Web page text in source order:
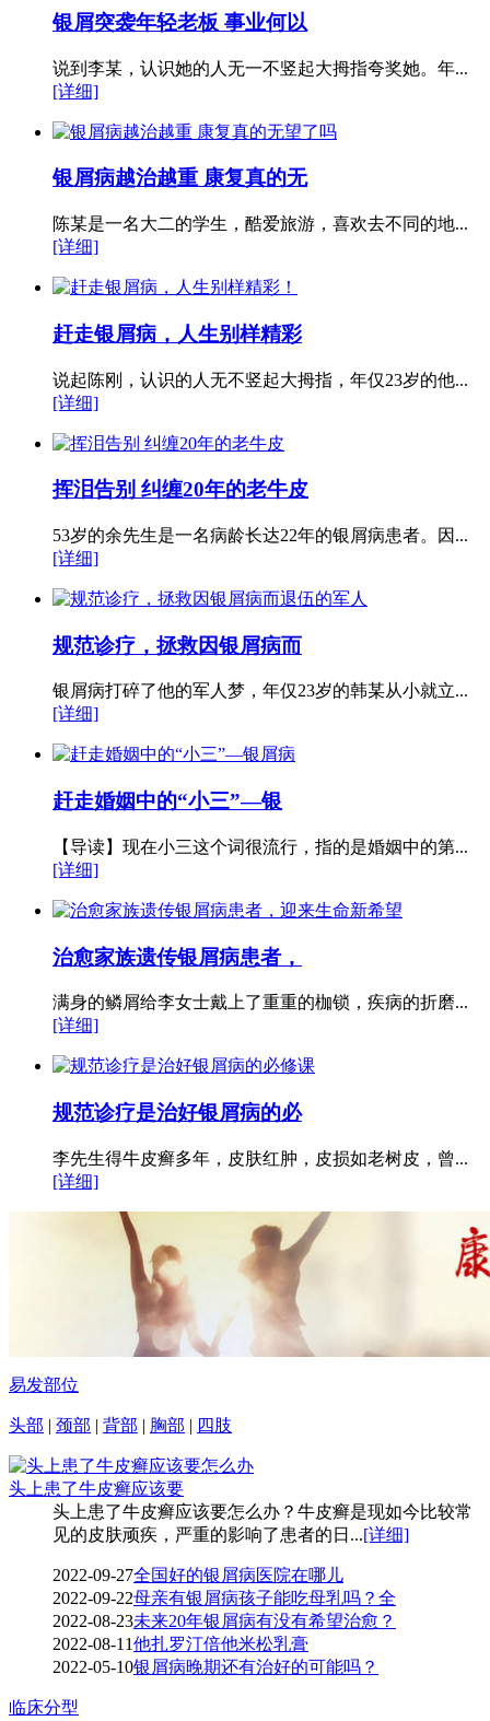
银屑突袭年轻老板 事业何以
说到李某，认识她的人无一不竖起大拇指夸奖她。年...
[详细]
银屑病越治越重 康复真的无
陈某是一名大二的学生，酷爱旅游，喜欢去不同的地...
[详细]
赶走银屑病，人生别样精彩
说起陈刚，认识的人无不竖起大拇指，年仅23岁的他...
[详细]
挥泪告别 纠缠20年的老牛皮
53岁的余先生是一名病龄长达22年的银屑病患者。因...
[详细]
规范诊疗，拯救因银屑病而
银屑病打碎了他的军人梦，年仅23岁的韩某从小就立...
[详细]
赶走婚姻中的“小三”—银
【导读】现在小三这个词很流行，指的是婚姻中的第...
[详细]
治愈家族遗传银屑病患者，
满身的鳞屑给李女士戴上了重重的枷锁，疾病的折磨...
[详细]
规范诊疗是治好银屑病的必
李先生得牛皮癣多年，皮肤红肿，皮损如老树皮，曾...
[详细]
易发部位
头部 | 颈部 | 背部 | 胸部 | 四肢
头上患了牛皮癣应该要
头上患了牛皮癣应该要怎么办？牛皮癣是现如今比较常
见的皮肤顽疾，严重的影响了患者的日...[详细]
2022-09-27全国好的银屑病医院在哪儿
2022-09-22母亲有银屑病孩子能吃母乳吗？全
2022-08-23未来20年银屑病有没有希望治愈？
2022-08-11他扎罗汀倍他米松乳膏
2022-05-10银屑病晚期还有治好的可能吗？
临床分型